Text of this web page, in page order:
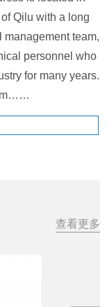
Qilu with a long
management team,
personnel who
for many years.
m……
查看更多